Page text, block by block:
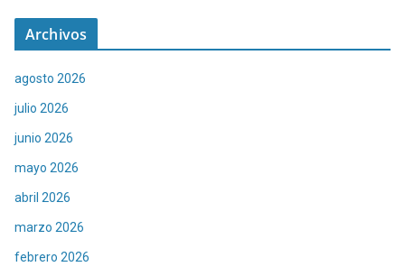
Archivos
agosto 2026
julio 2026
junio 2026
mayo 2026
abril 2026
marzo 2026
febrero 2026